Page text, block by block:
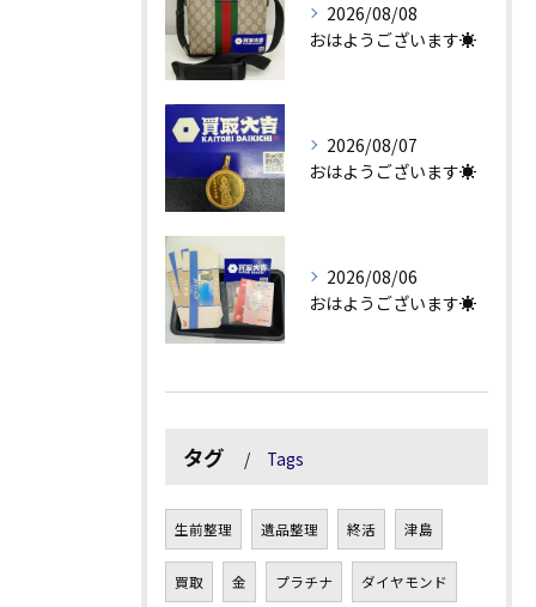
2026/08/08
おはようございます☀
2026/08/07
おはようございます☀
2026/08/06
おはようございます☀
タグ Tags
生前整理 遺品整理 終活 津島
買取 金 プラチナ ダイヤモンド